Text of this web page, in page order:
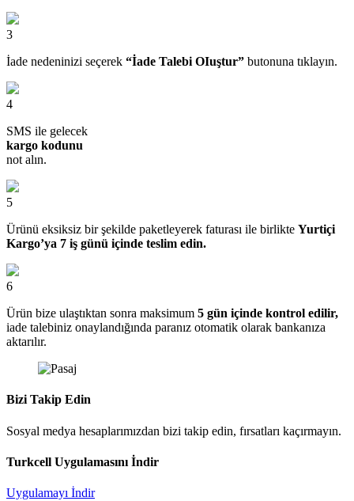
3
İade nedeninizi seçerek “İade Talebi OIuştur” butonuna tıklayın.
4
SMS ile gelecek
kargo kodunu
not alın.
5
Ürünü eksiksiz bir şekilde paketleyerek faturası ile birlikte Yurtiçi
Kargo’ya 7 iş günü içinde teslim edin.
6
Ürün bize ulaştıktan sonra maksimum 5 gün içinde kontrol edilir,
iade talebiniz onaylandığında paranız otomatik olarak bankanıza
aktarılır.
Bizi Takip Edin
Sosyal medya hesaplarımızdan bizi takip edin, fırsatları kaçırmayın.
Turkcell Uygulamasını İndir
Uygulamayı İndir